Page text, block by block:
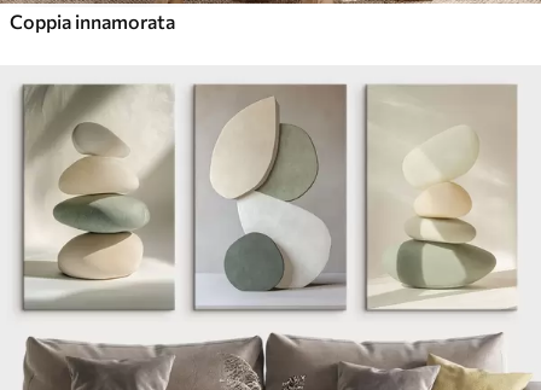
Coppia innamorata